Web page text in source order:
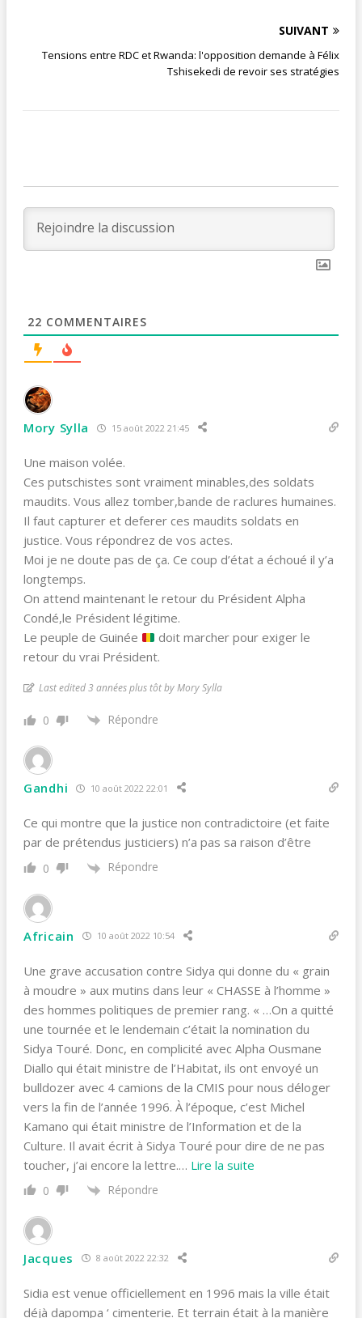
SUIVANT
Tensions entre RDC et Rwanda: l'opposition demande à Félix
Tshisekedi de revoir ses stratégies
22 COMMENTAIRES
Mory Sylla 15 août 2022 21:45
Une maison volée.
Ces putschistes sont vraiment minables,des soldats
maudits. Vous allez tomber,bande de raclures humaines.
Il faut capturer et deferer ces maudits soldats en
justice. Vous répondrez de vos actes.
Moi je ne doute pas de ça. Ce coup d’état a échoué il y’a
longtemps.
On attend maintenant le retour du Président Alpha
Condé,le Président légitime.
Le peuple de Guinée
doit marcher pour exiger le
retour du vrai Président.
Last edited 3 années plus tôt by Mory Sylla
0 Répondre
Gandhi 10 août 2022 22:01
Ce qui montre que la justice non contradictoire (et faite
par de prétendus justiciers) n’a pas sa raison d’être
0 Répondre
Africain 10 août 2022 10:54
Une grave accusation contre Sidya qui donne du « grain
à moudre » aux mutins dans leur « CHASSE à l’homme »
des hommes politiques de premier rang. « …On a quitté
une tournée et le lendemain c’était la nomination du
Sidya Touré. Donc, en complicité avec Alpha Ousmane
Diallo qui était ministre de l’Habitat, ils ont envoyé un
bulldozer avec 4 camions de la CMIS pour nous déloger
vers la fin de l’année 1996. À l’époque, c’est Michel
Kamano qui était ministre de l’Information et de la
Culture. Il avait écrit à Sidya Touré pour dire de ne pas
toucher, j’ai encore la lettre.… Lire la suite
0 Répondre
Jacques 8 août 2022 22:32
Sidia est venue officiellement en 1996 mais la ville était
déjà dapompa ‘ cimenterie. Et terrain était à la manière